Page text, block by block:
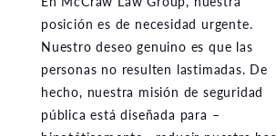
Nuestro deseo genuino es que las
personas no resulten lastimadas. De
hecho, nuestra misión de seguridad
pública está diseñada para –
hipotéticamente– reducir nuestra base
de clientes. Sin embargo, las lesiones